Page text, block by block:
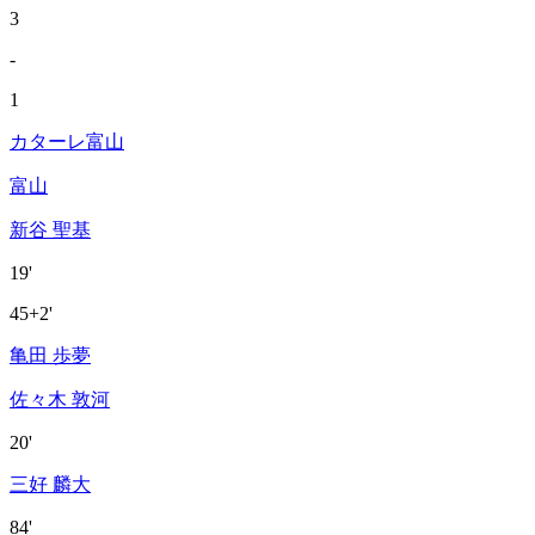
3
-
1
カターレ富山
富山
新谷 聖基
19'
45+2'
亀田 歩夢
佐々木 敦河
20'
三好 麟大
84'